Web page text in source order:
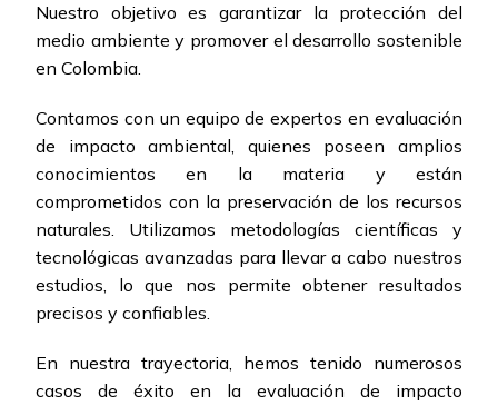
Nuestro objetivo es garantizar la protección del
medio ambiente y promover el desarrollo sostenible
en Colombia.
Contamos con un equipo de expertos en evaluación
de impacto ambiental, quienes poseen amplios
conocimientos en la materia y están
comprometidos con la preservación de los recursos
naturales. Utilizamos metodologías científicas y
tecnológicas avanzadas para llevar a cabo nuestros
estudios, lo que nos permite obtener resultados
precisos y confiables.
En nuestra trayectoria, hemos tenido numerosos
casos de éxito en la evaluación de impacto